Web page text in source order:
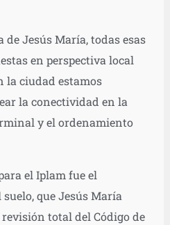
de Jesús María, todas esas
en perspectiva local
la ciudad estamos
la conectividad en la
y el ordenamiento
el Iplam fue el
que Jesús María
total del Código de